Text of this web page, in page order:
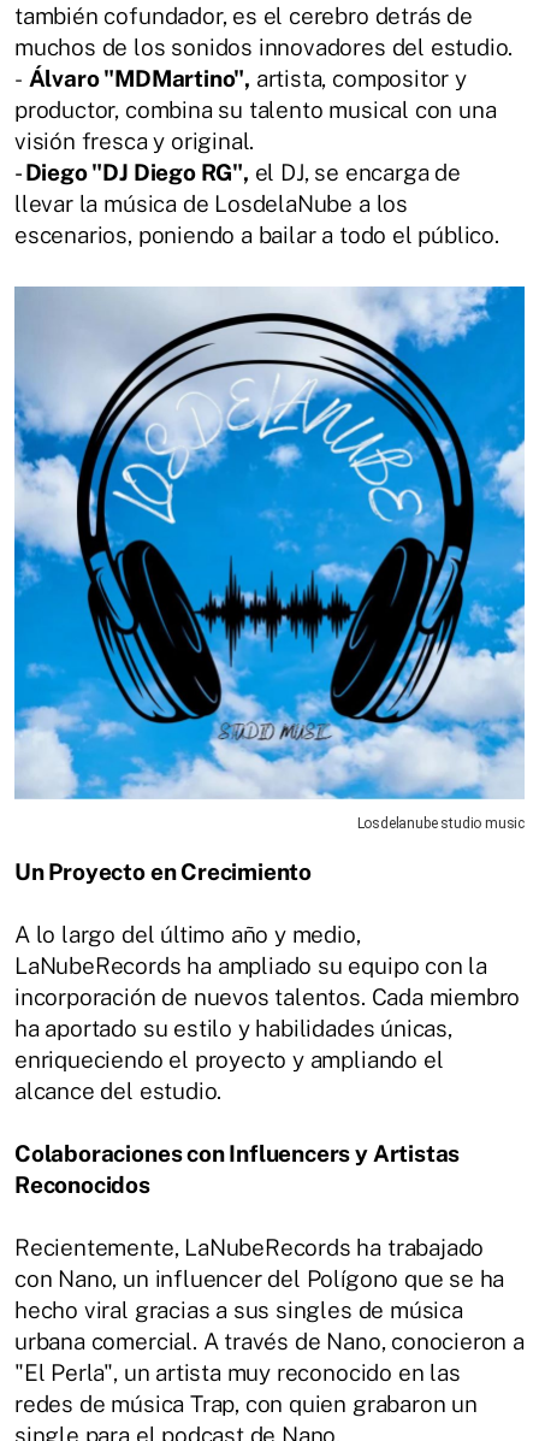
también cofundador, es el cerebro detrás de
muchos de los sonidos innovadores del estudio.
- Álvaro "MDMartino", artista, compositor y
productor, combina su talento musical con una
visión fresca y original.
-Diego "DJ Diego RG", el DJ, se encarga de
llevar la música de LosdelaNube a los
escenarios, poniendo a bailar a todo el público.
Losdelanube studio music
Un Proyecto en Crecimiento
A lo largo del último año y medio,
LaNubeRecords ha ampliado su equipo con la
incorporación de nuevos talentos. Cada miembro
ha aportado su estilo y habilidades únicas,
enriqueciendo el proyecto y ampliando el
alcance del estudio.
Colaboraciones con Influencers y Artistas
Reconocidos
Recientemente, LaNubeRecords ha trabajado
con Nano, un influencer del Polígono que se ha
hecho viral gracias a sus singles de música
urbana comercial. A través de Nano, conocieron a
"El Perla", un artista muy reconocido en las
redes de música Trap, con quien grabaron un
single para el podcast de Nano.